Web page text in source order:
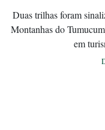
Duas trilhas foram
Montanhas do
em